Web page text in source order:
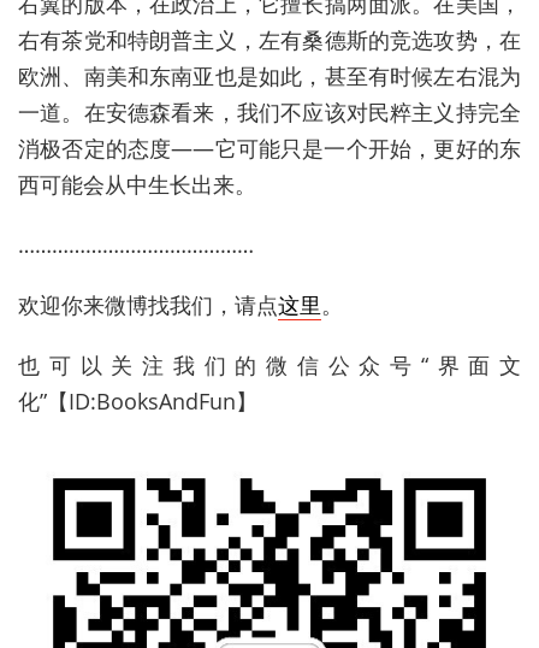
右有茶党和特朗普主义，左有桑德斯的竞选攻势，在
欧洲、南美和东南亚也是如此，甚至有时候左右混为
一道。在安德森看来，我们不应该对民粹主义持完全
消极否定的态度——它可能只是一个开始，更好的东
西可能会从中生长出来。
……………………………………
欢迎你来微博找我们，请点这里。
也可以关注我们的微信公众号“界面文
化”【ID:BooksAndFun】